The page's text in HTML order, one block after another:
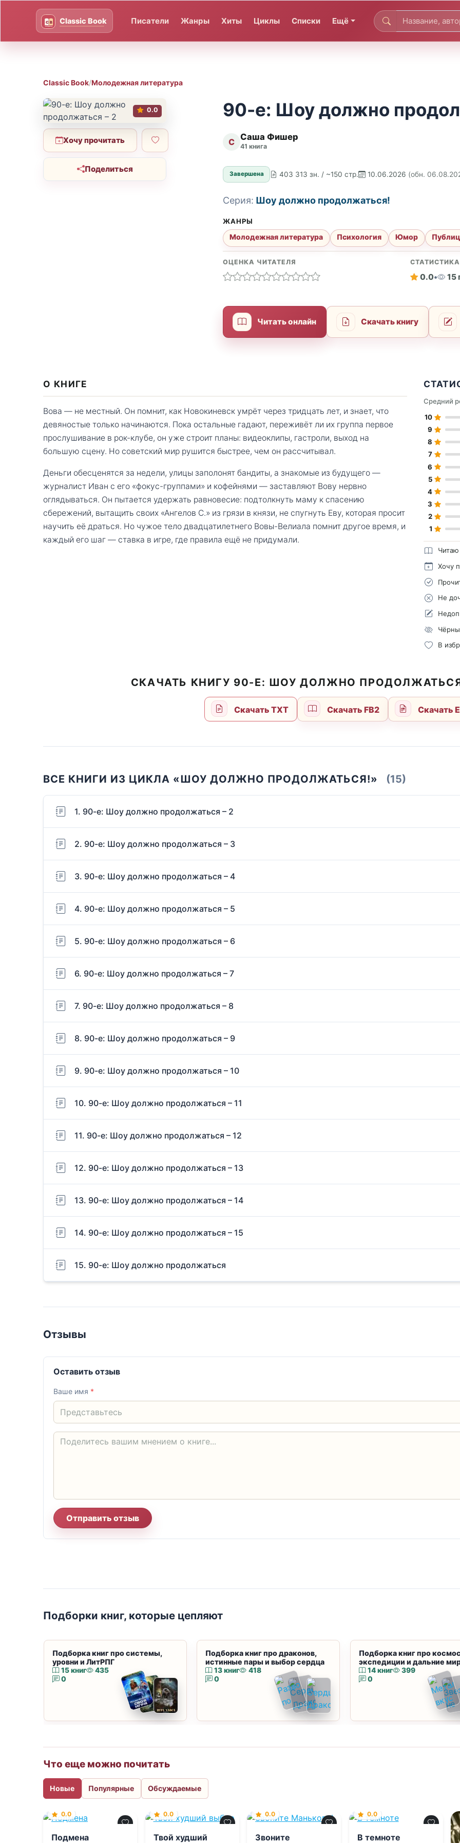
Писатели Жанры Хиты Циклы Списки Ещё
Classic Book/Молодежная литература
0.0
Хочу прочитать
Поделиться
90-е: Шоу должно
С Саша Фишер
41 книга
Завершена 403 313 зн. / ~150 стр. 10.06.2026 (обн.
Серия: Шоу должно продолжаться!
ЖАНРЫ
Молодежная литература Психология Юмор
ОЦЕНКА ЧИТАТЕЛЯ СТАТИСТИКА
0.0• 15
Читать онлайн Скачать книгу
О КНИГЕ
Вова — не местный. Он помнит, как Новокиневск умрёт через тридцать лет, и знает, что
девяностые только начинаются. Пока остальные гадают, переживёт ли их группа первое
прослушивание в рок-клубе, он уже строит планы: видеоклипы, гастроли, выход на
большую сцену. Но советский мир рушится быстрее, чем он рассчитывал.
Деньги обесценятся за недели, улицы заполонят бандиты, а знакомые из будущего —
журналист Иван с его «фокус-группами» и кофейнями — заставляют Вову нервно
оглядываться. Он пытается удержать равновесие: подтолкнуть маму к спасению
сбережений, вытащить своих «Ангелов С.» из грязи в князи, не спугнуть Еву, которая просит
научить её драться. Но чужое тело двадцатилетнего Вовы-Велиала помнит другое время, и
каждый его шаг — ставка в игре, где правила ещё не придумали.
Средний
10
9
8
7
6
5
4
3
2
1
Читаю
Хочу
Не
В
СКАЧАТЬ КНИГУ 90-Е: ШОУ ДОЛЖНО
Скачать TXT Скачать FB2 Скачать
ВСЕ КНИГИ ИЗ ЦИКЛА «ШОУ ДОЛЖНО ПРОДОЛЖАТЬСЯ!» (15)
1. 90-е: Шоу должно продолжаться – 2
2. 90-е: Шоу должно продолжаться – 3
3. 90-е: Шоу должно продолжаться – 4
4. 90-е: Шоу должно продолжаться – 5
5. 90-е: Шоу должно продолжаться – 6
6. 90-е: Шоу должно продолжаться – 7
7. 90-е: Шоу должно продолжаться – 8
8. 90-е: Шоу должно продолжаться – 9
9. 90-е: Шоу должно продолжаться – 10
10. 90-е: Шоу должно продолжаться – 11
11. 90-е: Шоу должно продолжаться – 12
12. 90-е: Шоу должно продолжаться – 13
13. 90-е: Шоу должно продолжаться – 14
14. 90-е: Шоу должно продолжаться – 15
15. 90-е: Шоу должно продолжаться
Отзывы
Оставить отзыв
Ваше имя *
Отправить отзыв
Подборки книг, которые цепляют
Подборка книг про системы,
уровни и ЛитРПГ
15 книг
435
0
Подборка книг про драконов,
истинные пары и выбор сердца
13 книг
418
0
Подборка книг про
экспедиции и дальние
14 книг
399
0
Что еще можно почитать
Новые Популярные Обсуждаемые
0.0
Подмена
0.0
Твой худший
0.0
Звоните
0.0
В темноте